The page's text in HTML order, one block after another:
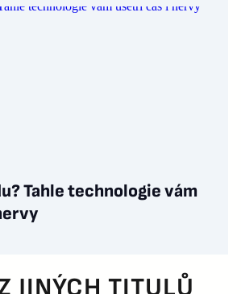
Tahle technologie vám